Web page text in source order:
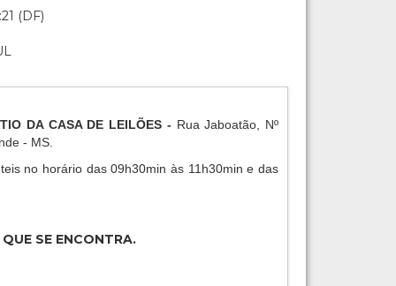
(DF)
DA CASA DE LEILÕES - Rua Jaboatão, Nº
- MS.
no horário das 09h30min às 11h30min e das
SE ENCONTRA.